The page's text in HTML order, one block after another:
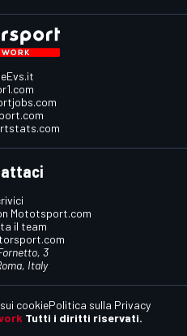
Mototsport.com
il team
3
Italy
Tutti i diritti riservati.
cookiePolitica sulla Privacy